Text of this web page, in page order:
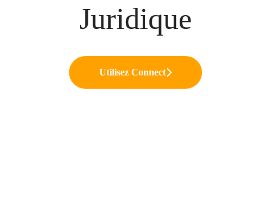
Juridique
Utilisez Connect